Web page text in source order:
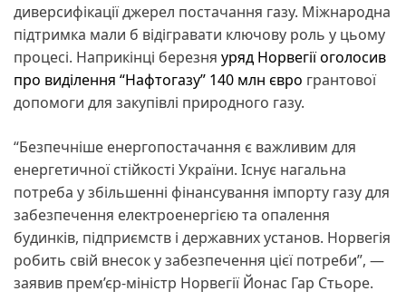
диверсифікації джерел постачання газу. Міжнародна
підтримка мали б відігравати ключову роль у цьому
процесі. Наприкінці березня уряд Норвегії оголосив
про виділення “Нафтогазу” 140 млн євро грантової
допомоги для закупівлі природного газу.
“Безпечніше енергопостачання є важливим для
енергетичної стійкості України. Існує нагальна
потреба у збільшенні фінансування імпорту газу для
забезпечення електроенергією та опалення
будинків, підприємств і державних установ. Норвегія
робить свій внесок у забезпечення цієї потреби”, —
заявив прем’єр-міністр Норвегії Йонас Гар Стьоре.